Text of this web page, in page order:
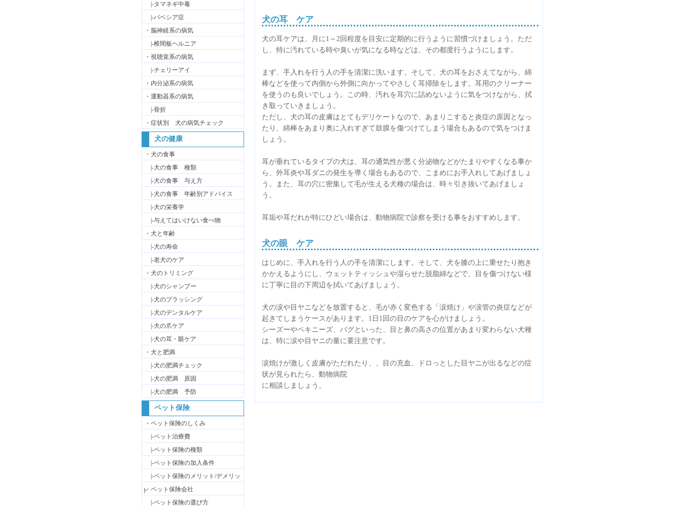
犬の耳 ケア
犬の耳ケアは、月に1～2回程度を目安に定期的に行うように習慣づけましょう。ただ
し、特に汚れている時や臭いが気になる時などは、その都度行うようにします。
まず、手入れを行う人の手を清潔に洗います。そして、犬の耳をおさえてながら、綿
棒などを使って内側から外側に向かってやさしく耳掃除をします。耳用のクリーナー
を使うのも良いでしょう。この時、汚れを耳穴に詰めないように気をつけながら、拭
き取っていきましょう。
ただし、犬の耳の皮膚はとてもデリケートなので、あまりこすると炎症の原因となっ
たり、綿棒をあまり奥に入れすぎて鼓膜を傷つけてしまう場合もあるので気をつけま
しょう。
耳が垂れているタイプの犬は、耳の通気性が悪く分泌物などがたまりやすくなる事か
ら、外耳炎や耳ダニの発生を導く場合もあるので、こまめにお手入れしてあげましょ
う。また、耳の穴に密集して毛が生える犬種の場合は、時々引き抜いてあげましょ
う。
耳垢や耳だれが特にひどい場合は、動物病院で診察を受ける事をおすすめします。
犬の眼 ケア
はじめに、手入れを行う人の手を清潔にします。そして、犬を膝の上に乗せたり抱き
かかえるようにし、ウェットティッシュや湿らせた脱脂綿などで、目を傷つけない様
に丁寧に目の下周辺を拭いてあげましょう。
犬の涙や目ヤニなどを放置すると、毛が赤く変色する「涙焼け」や涙管の炎症などが
起きてしまうケースがあります。1日1回の目のケアを心がけましょう。
シーズーやペキニーズ、パグといった、目と鼻の高さの位置があまり変わらない犬種
は、特に涙や目ヤニの量に要注意です。
涙焼けが激しく皮膚がただれたり、、目の充血、ドロっとした目ヤニが出るなどの症
状が見られたら、動物病院
に相談しましょう。
|-タマネギ中毒
|-バベシア症
・脳神経系の病気
|-椎間板ヘルニア
・視聴覚系の病気
|-チェリーアイ
・内分泌系の病気
・運動器系の病気
|-骨折
・症状別 犬の病気チェック
犬の健康
・犬の食事
|-犬の食事 種類
|-犬の食事 与え方
|-犬の食事 年齢別アドバイス
|-犬の栄養学
|-与えてはいけない食べ物
・犬と年齢
|-犬の寿命
|-老犬のケア
・犬のトリミング
|-犬のシャンプー
|-犬のブラッシング
|-犬のデンタルケア
|-犬の爪ケア
|-犬の耳・眼ケア
・犬と肥満
|-犬の肥満チェック
|-犬の肥満 原因
|-犬の肥満 予防
ペット保険
・ペット保険のしくみ
|-ペット治療費
|-ペット保険の種類
|-ペット保険の加入条件
|-ペット保険のメリット/デメリッ
ト
・ペット保険会社
|-ペット保険の選び方